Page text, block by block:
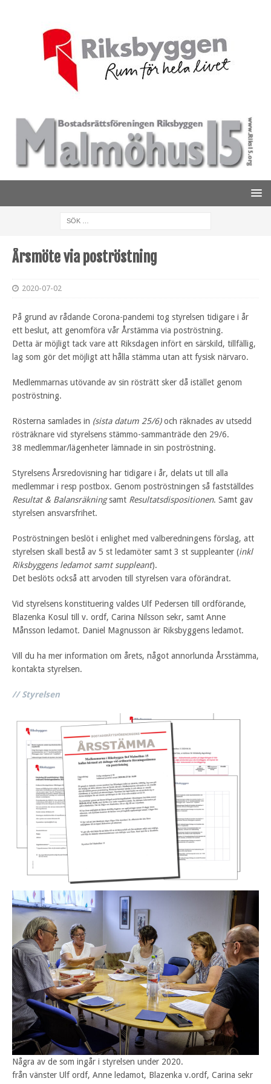
Årsmöte via poströstning
2020-07-02
På grund av rådande Corona-pandemi tog styrelsen tidigare i år
ett beslut, att genomföra vår Årstämma via poströstning.
Detta är möjligt tack vare att Riksdagen infört en särskild, tillfällig,
lag som gör det möjligt att hålla stämma utan att fysisk närvaro.
Medlemmarnas utövande av sin rösträtt sker då istället genom
poströstning.
Rösterna samlades in (sista datum 25/6)och räknades av utsedd
rösträknare vid styrelsens stämmo-sammanträde den 29/6.
38 medlemmar/lägenheter lämnade in sin poströstning.
Styrelsens Årsredovisning har tidigare i år, delats ut till alla
medlemmar i resp postbox. Genom poströstningen så fastställdes
Resultat & Balansräkningsamt Resultatsdispositionen. Samt gav
styrelsen ansvarsfrihet.
Poströstningen beslöt i enlighet med valberedningens förslag, att
styrelsen skall bestå av 5 st ledamöter samt 3 st suppleanter (inkl
Riksbyggens ledamot samt suppleant).
Det beslöts också att arvoden till styrelsen vara oförändrat.
Vid styrelsens konstituering valdes Ulf Pedersen till ordförande,
Blazenka Kosul till v. ordf, Carina Nilsson sekr, samt Anne
Månsson ledamot. Daniel Magnusson är Riksbyggens ledamot.
Vill du ha mer information om årets, något annorlunda Årsstämma,
kontakta styrelsen.
// Styrelsen
Några av de som ingår i styrelsen under 2020.
från vänster Ulf ordf, Anne ledamot, Blazenka v.ordf, Carina sekr